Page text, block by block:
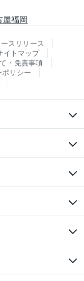
屋福岡
スリリース
イトマップ
・免責事項
リシー